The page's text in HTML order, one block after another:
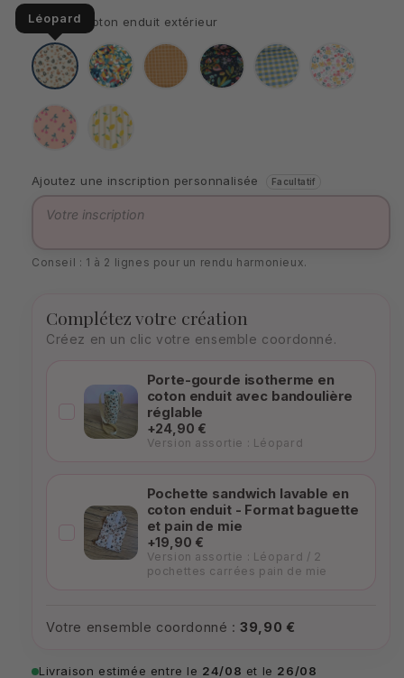
Motif du coton enduit extérieur
Léopard
Léopard
Splash CarreauxNuit
fleurie
Carreaux
bleus
Bridget
Cerises Citron
Ajoutez une inscription personnalisée Facultatif
Conseil : 1 à 2 lignes pour un rendu harmonieux.
Complétez votre création
Créez en un clic votre ensemble coordonné.
Porte-gourde isotherme en
coton enduit avec bandoulière
réglable
+24,90 €
Version assortie : Léopard
Pochette sandwich lavable en
coton enduit - Format baguette
et pain de mie
+19,90 €
Version assortie : Léopard / 2
pochettes carrées pain de mie
Votre ensemble coordonné :39,90 €
Livraison estimée entre le 24/08 et le 26/08